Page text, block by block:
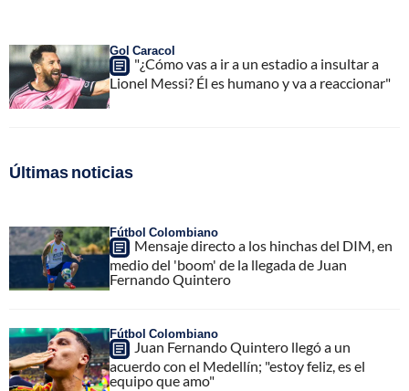
Gol Caracol
"¿Cómo vas a ir a un estadio a insultar a
Lionel Messi? Él es humano y va a reaccionar"
Últimas noticias
Fútbol Colombiano
Mensaje directo a los hinchas del DIM, en
medio del 'boom' de la llegada de Juan
Fernando Quintero
Fútbol Colombiano
Juan Fernando Quintero llegó a un
acuerdo con el Medellín; "estoy feliz, es el
equipo que amo"